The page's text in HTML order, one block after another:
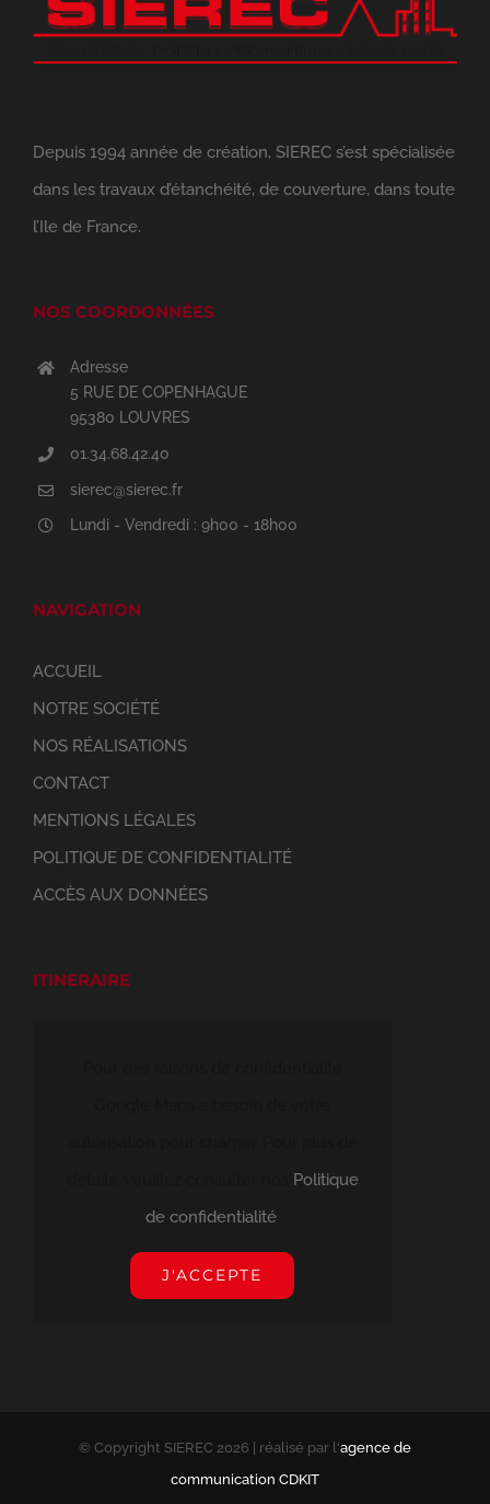
Depuis 1994 année de création, SIEREC s’est spécialisée
dans les travaux d’étanchéité, de couverture, dans toute
l’Ile de France.
NOS COORDONNÉES
Adresse
5 RUE DE COPENHAGUE
95380 LOUVRES
01.34.68.42.40
sierec@sierec.fr
Lundi - Vendredi : 9h00 - 18h00
NAVIGATION
ACCUEIL
NOTRE SOCIÉTÉ
NOS RÉALISATIONS
CONTACT
MENTIONS LÉGALES
POLITIQUE DE CONFIDENTIALITÉ
ACCÈS AUX DONNÉES
ITINERAIRE
Politique
de confidentialité.
J'ACCEPTE
© Copyright SIEREC 2026 | réalisé par l'agence de
communication CDKIT